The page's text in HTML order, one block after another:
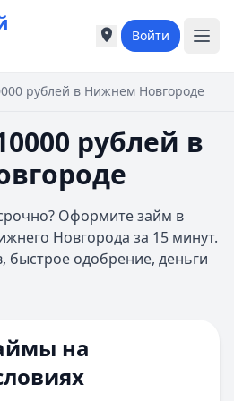
Города России
Москва
Екатеринбург
Казань
А
Астрахань
Б
Барнаул
Белгород
Города России
Москва
Екатеринбург
Казань
А
Астрахань
Б
Барнаул
Белгород
Войти
рублей в Нижнем Новгороде
рублей в
Оформите займ в
Новгорода за 15 минут.
одобрение, деньги
на